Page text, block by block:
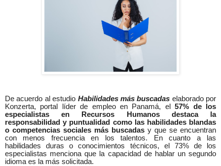
De acuerdo al estudio Habilidades más buscadas elaborado por
Konzerta, portal líder de empleo en Panamá, el57% de los
especialistas en Recursos Humanos destaca la
responsabilidad y puntualidad como las habilidades blandas
o competencias sociales más buscadas y que se encuentran
con menos frecuencia en los talentos. En cuanto a las
habilidades duras o conocimientos técnicos, el 73% de los
especialistas menciona que la capacidad de hablar un segundo
idioma es la más solicitada.